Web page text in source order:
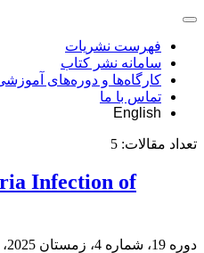
فهرست نشریات
سامانه نشر کتاب
کارگاه‌ها و دوره‌های
تماس با ما
English
تعداد مقالات: 5
Infection of
دوره 19، شماره 4، زمستان 2025، صفحه